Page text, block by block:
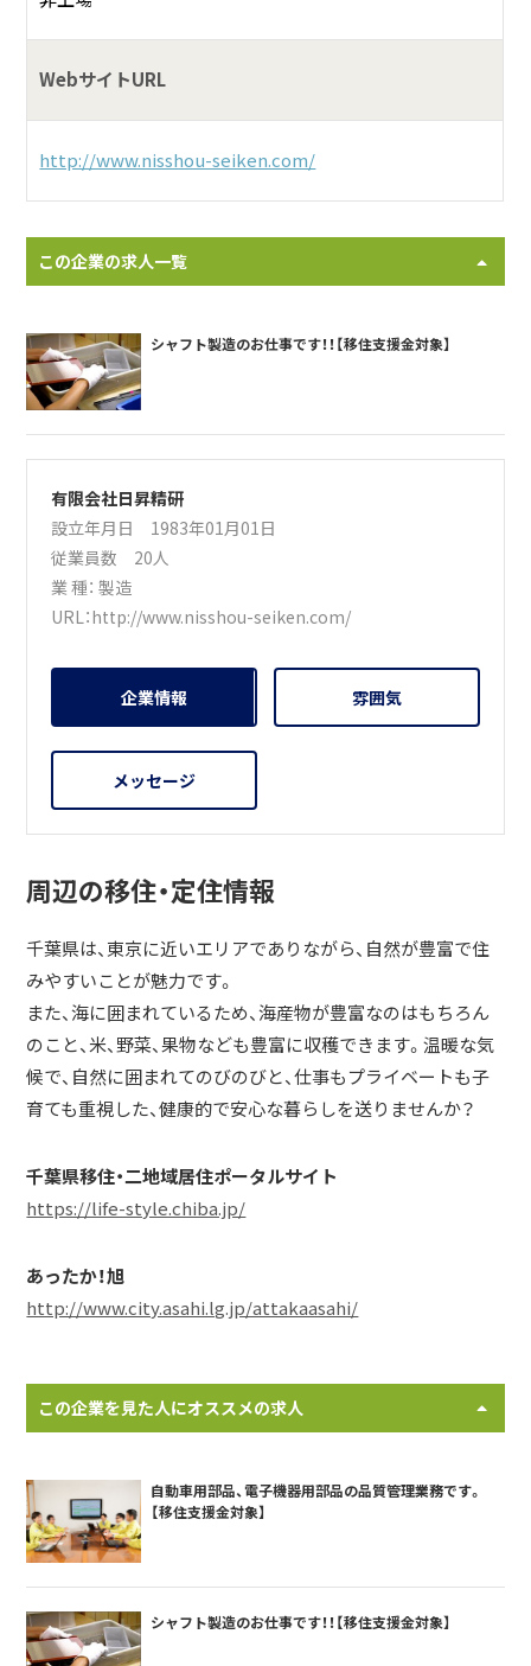
WebサイトURL
http://www.nisshou-seiken.com/
この企業の求人一覧
シャフト製造のお仕事です！！【移住支援金対象】
有限会社日昇精研
設立年月日 1983年01月01日
従業員数 20人
業 種：製造
URL：http://www.nisshou-seiken.com/
企業情報 雰囲気
メッセージ
周辺の移住・定住情報
千葉県は、東京に近いエリアでありながら、自然が豊富で住
みやすいことが魅力です。
また、海に囲まれているため、海産物が豊富なのはもちろん
のこと、米、野菜、果物なども豊富に収穫できます。温暖な気
候で、自然に囲まれてのびのびと、仕事もプライベートも子
育ても重視した、健康的で安心な暮らしを送りませんか？
千葉県移住・二地域居住ポータルサイト
https://life-style.chiba.jp/
あったか！旭
http://www.city.asahi.lg.jp/attakaasahi/
この企業を見た人にオススメの求人
自動車用部品、電子機器用部品の品質管理業務です。
【移住支援金対象】
シャフト製造のお仕事です！！【移住支援金対象】